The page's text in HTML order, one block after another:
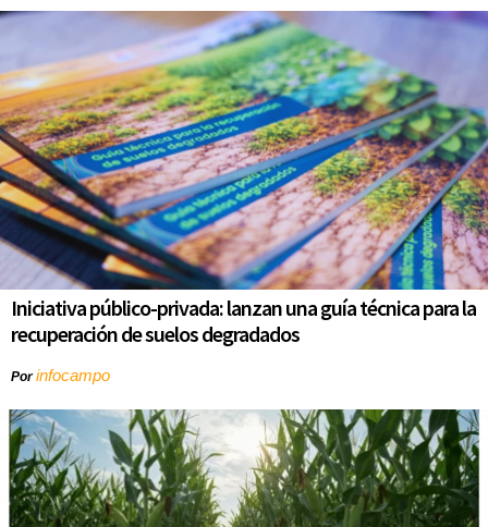
Iniciativa público-privada: lanzan una guía técnica para la
recuperación de suelos degradados
Porinfocampo